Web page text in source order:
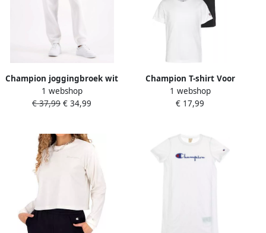
Champion joggingbroek wit
dames
1 webshop
€ 37,99 € 34,99
Champion T-shirt Voor
meisjes voor kinderen (set
2-delig)
1 webshop
€ 17,99